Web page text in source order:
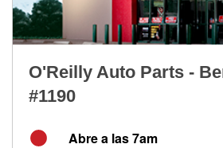
O'Reilly Auto Parts -
#1190
Abre a las 7am